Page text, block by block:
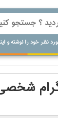
نظر خود را نوشته و